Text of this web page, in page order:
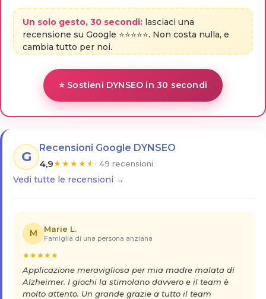
Un solo gesto, 30 secondi: lasciaci una
recensione su Google ⭐⭐⭐⭐⭐. Non costa nulla, e
cambia tutto per noi.
⭐ Sostieni DYNSEO in 30 secondi
G
Recensioni Google DYNSEO
4,9★★★★★ · 49 recensioni
Vedi tutte le recensioni →
M Marie L.
Famiglia di una persona anziana
★★★★★
Applicazione meravigliosa per mia madre malata di
Alzheimer. I giochi la stimolano davvero e il team è
molto attento. Un grande grazie a tutto il team